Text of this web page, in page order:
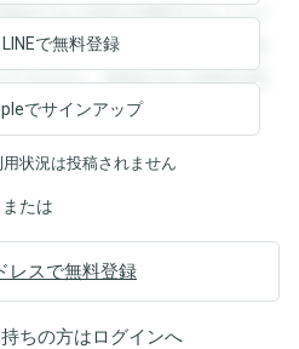
録すると回答を閲覧することが
閲覧することができます。登録
できます。登録すると回答を閲
LINEで無料登録
でサインアップ
状況は投稿されません
または
レスで無料登録
ちの方はログインへ